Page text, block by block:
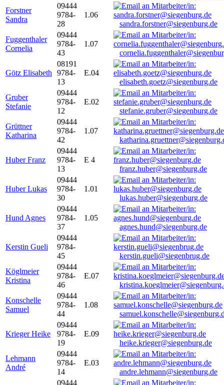
Forstner
Sandra
09444
9784-
28
1.06
sandra.forstner@siegenburg.de
Fuggenthaler
Cornelia
09444
9784-
43
1.07
Götz Elisabeth
08191
9784-
13
E.04
elisabeth.goetz@siegenburg.de
Gruber
Stefanie
09444
9784-
12
E.02
stefanie.gruber@siegenburg.de
Grüttner
Katharina
09444
9784-
42
1.07
Huber Franz
09444
9784-
13
E 4
franz.huber@siegenburg.de
Huber Lukas
09444
9784-
30
1.01
lukas.huber@siegenburg.de
Hund Agnes
09444
9784-
37
1.05
agnes.hund@siegenburg.de
Kerstin Gueli
09444
9784-
45
kerstin.gueli@siegenbrug.de
Köglmeier
Kristina
09444
9784-
46
E.07
Konschelle
Samuel
09444
9784-
44
1.08
Krieger Heike
09444
9784-
19
E.09
heike.krieger@siegenburg.de
Lehmann
André
09444
9784-
14
E.03
andre.lehmann@siegenburg.de
09444